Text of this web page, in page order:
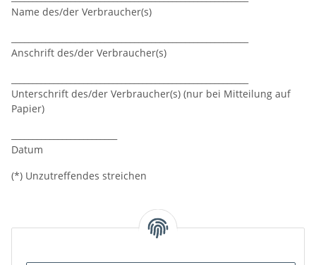
Name des/der Verbraucher(s)
Anschrift des/der Verbraucher(s)
Unterschrift des/der Verbraucher(s) (nur bei Mitteilung auf
Papier)
Datum
(*) Unzutreffendes streichen